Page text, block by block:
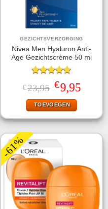
GEZICHTSVERZORGING
Nivea Men Hyaluron Anti-
Age Gezichtscrème 50 ml
Gewaardeerd
5.00uit 5
€23,95 Oorspronkelijke
prijs
was:
€23,95.
€9,95Huidige
prijs
TOEVOEGEN
-61%